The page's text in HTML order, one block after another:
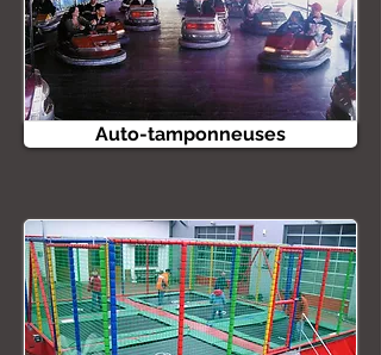
Auto-tamponneuses